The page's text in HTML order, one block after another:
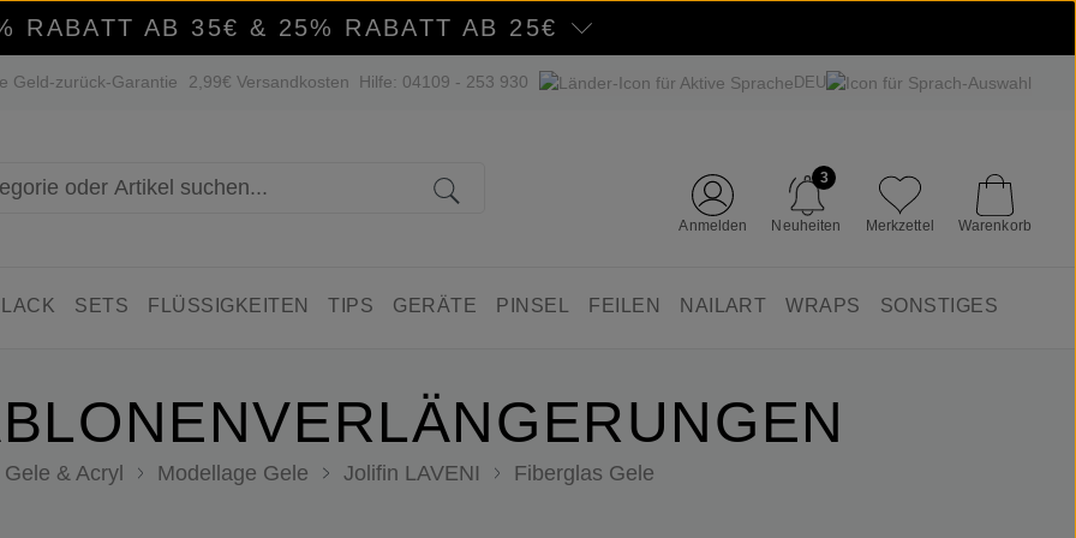
RABATT AB 35€ & 25% RABATT AB 25€
Geld-zurück-Garantie 2,99€ Versandkosten Hilfe: 04109 - 253 930 DEU
Anmelden Neuheiten
3
Merkzettel Warenkorb
SETS FLÜSSIGKEITEN TIPS GERÄTE PINSEL FEILEN NAILART WRAPS SONSTIGES
Gele & Acryl Modellage Gele Jolifin LAVENI Fiberglas Gele